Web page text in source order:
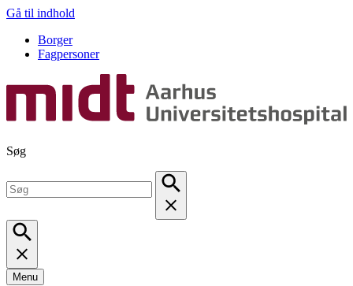
Gå til indhold
Borger
Fagpersoner
Søg
Menu